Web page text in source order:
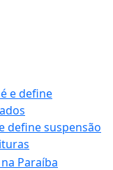
define suspensão